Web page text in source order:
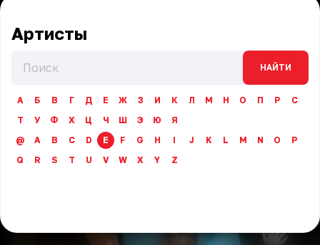
Артисты
НАЙТИ
А Б В Г Д Е Ж З И К Л М Н О П Р
С
Т
У Ф Х Ц Ч Ш Э Ю
Я
@
A B C D E F G H I J K L M N O
P
Q
R S T U V W X Y Z